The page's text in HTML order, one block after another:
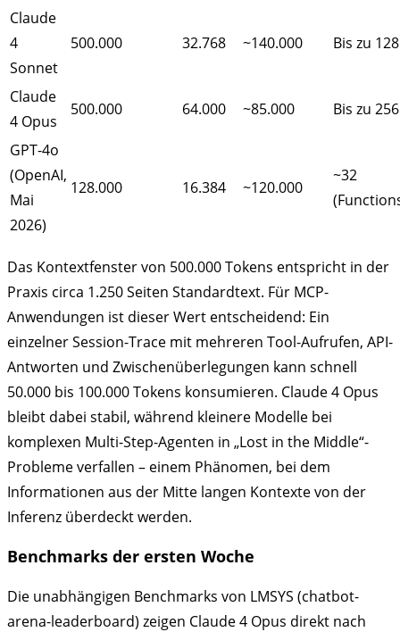
Claude
4
Sonnet
500.000 32.768 ~140.000 Bis zu 128
Claude
4 Opus
500.000 64.000 ~85.000 Bis zu 256
GPT-4o
(OpenAI,
Mai
2026)
128.000 16.384 ~120.000
~32
Das Kontextfenster von 500.000 Tokens entspricht in der
Praxis circa 1.250 Seiten Standardtext. Für MCP-
Anwendungen ist dieser Wert entscheidend: Ein
einzelner Session-Trace mit mehreren Tool-Aufrufen, API-
Antworten und Zwischenüberlegungen kann schnell
50.000 bis 100.000 Tokens konsumieren. Claude 4 Opus
bleibt dabei stabil, während kleinere Modelle bei
komplexen Multi-Step-Agenten in „Lost in the Middle“-
Probleme verfallen – einem Phänomen, bei dem
Informationen aus der Mitte langen Kontexte von der
Inferenz überdeckt werden.
Benchmarks der ersten Woche
Die unabhängigen Benchmarks von LMSYS (chatbot-
arena-leaderboard) zeigen Claude 4 Opus direkt nach